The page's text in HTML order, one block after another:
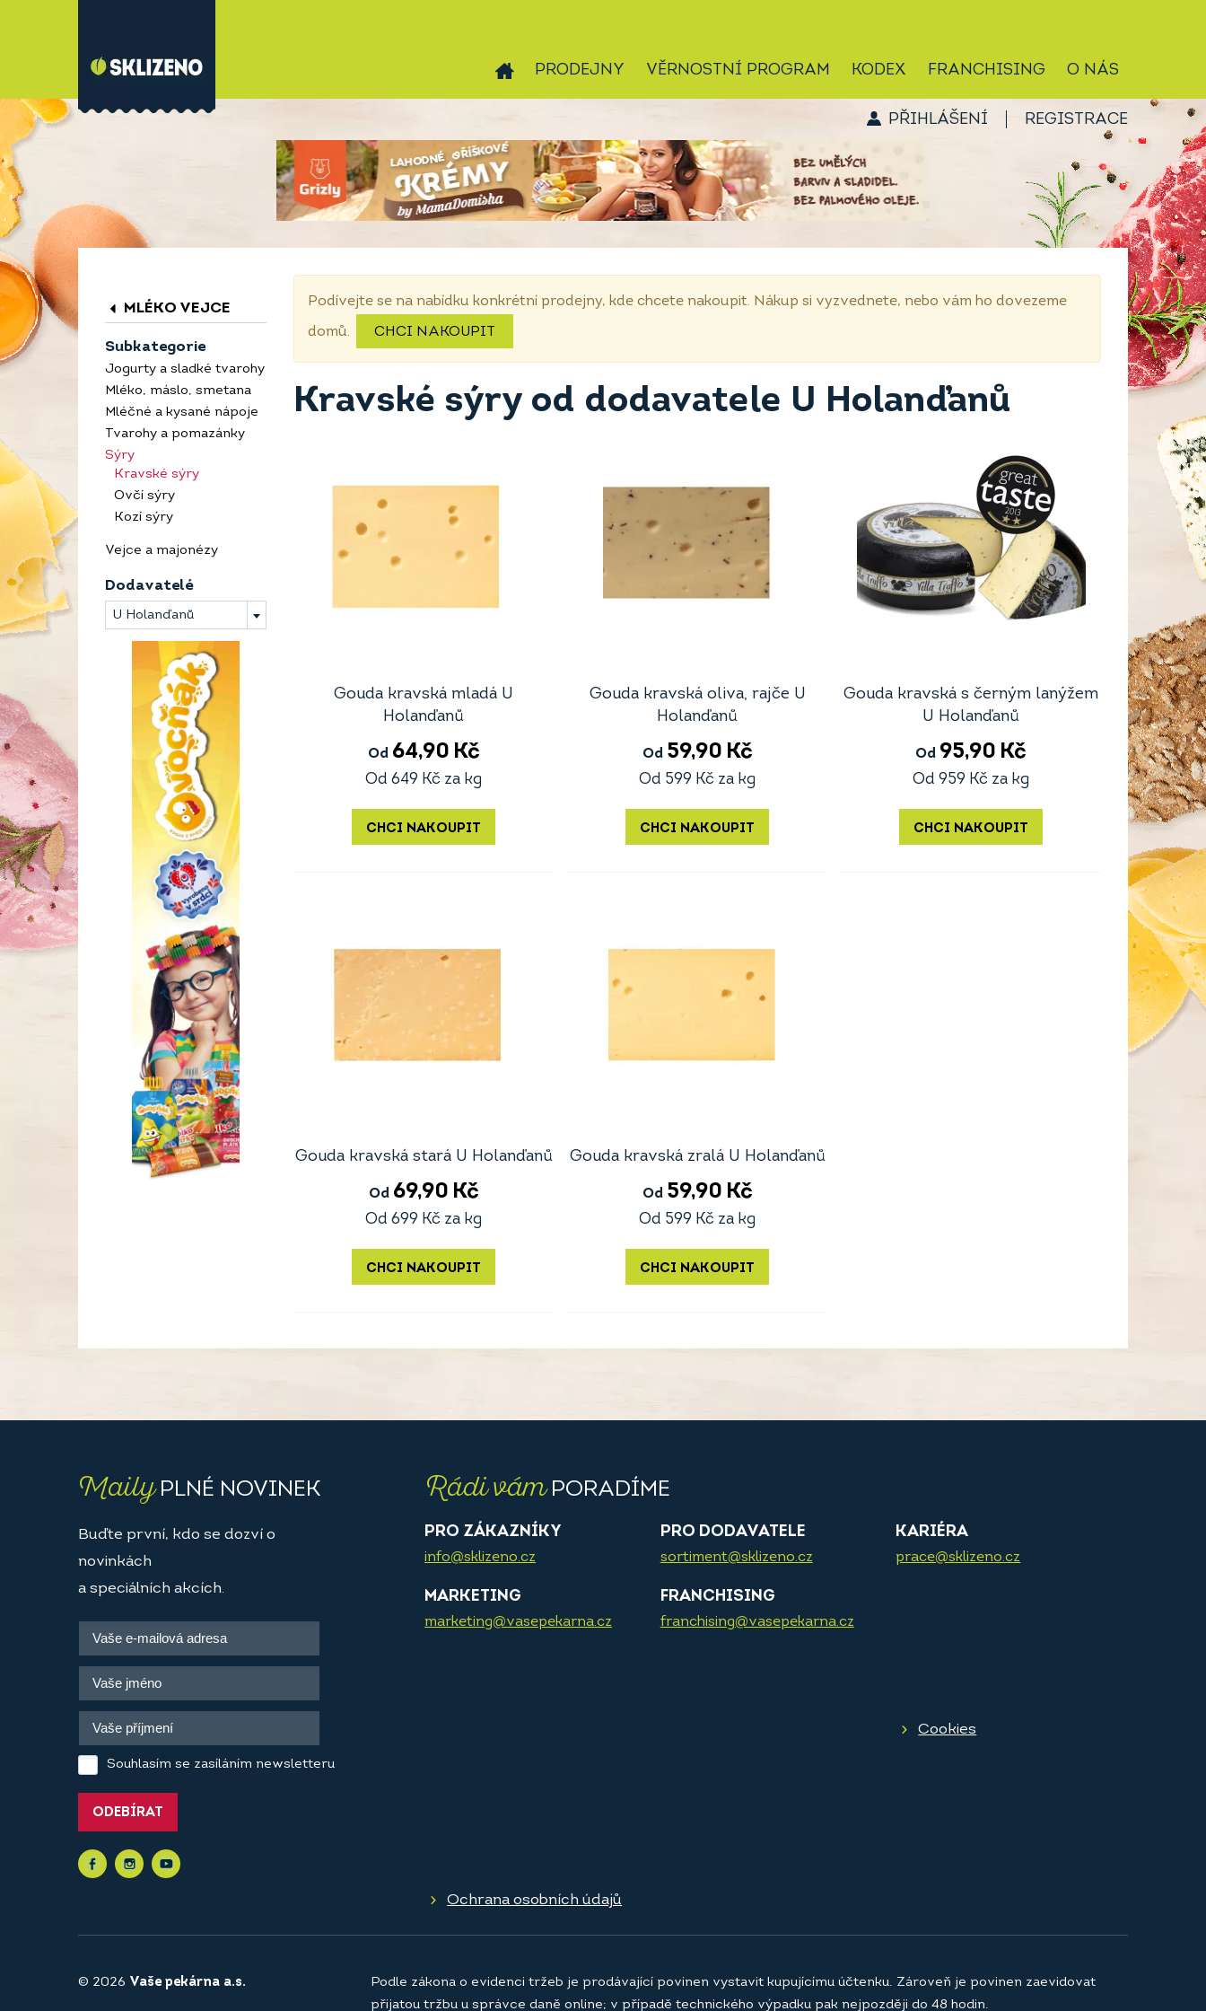
PRODEJNY VĚRNOSTNÍ PROGRAM KODEX FRANCHISING O NÁS
PŘIHLÁŠENÍ REGISTRACE
MLÉKO VEJCE
Subkategorie
Jogurty a sladké tvarohy
Mléko, máslo, smetana
Mléčné a kysané nápoje
Tvarohy a pomazánky
Sýry
Kravské sýry
Ovčí sýry
Kozí sýry
Vejce a majonézy
Dodavatelé
U Holanďanů
Podívejte se na nabídku konkrétní prodejny, kde chcete nakoupit. Nákup si vyzvednete, nebo vám ho dovezeme
domů. CHCI NAKOUPIT
Kravské sýry od dodavatele U Holanďanů
Gouda kravská mladá U
Holanďanů
Od 64,90 Kč
Od 649 Kč za kg
CHCI NAKOUPIT
Gouda kravská oliva, rajče U
Holanďanů
Od 59,90 Kč
Od 599 Kč za kg
CHCI NAKOUPIT
Gouda kravská s černým lanýžem
U Holanďanů
Od 95,90 Kč
Od 959 Kč za kg
CHCI NAKOUPIT
Gouda kravská stará U Holanďanů
Od 69,90 Kč
Od 699 Kč za kg
CHCI NAKOUPIT
Gouda kravská zralá U Holanďanů
Od 59,90 Kč
Od 599 Kč za kg
CHCI NAKOUPIT
MailyPLNÉ NOVINEK
Buďte první, kdo se dozví o
novinkách
a speciálních akcích.
Souhlasím se zasíláním newsletteru
ODEBÍRAT
Rádi vámPORADÍME
PRO ZÁKAZNÍKY
info@sklizeno.cz
PRO DODAVATELE
sortiment@sklizeno.cz
KARIÉRA
prace@sklizeno.cz
MARKETING
marketing@vasepekarna.cz
FRANCHISING
franchising@vasepekarna.cz
Cookies
Ochrana osobních údajů
© 2026 Vaše pekárna a.s.
Podle zákona o evidenci tržeb je prodávající povinen vystavit kupujícímu účtenku. Zároveň je povinen zaevidovat
přijatou tržbu u správce daně online; v případě technického výpadku pak nejpozději do 48 hodin.